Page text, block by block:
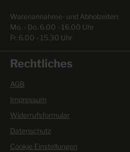
Warenannahme- und Abholzeiten:
Mo. - Do. 6.00 - 16.00 Uhr
Fr. 6.00 - 15.30 Uhr
Rechtliches
AGB
Impressum
Widerrufsformular
Datenschutz
Cookie Einstellungen